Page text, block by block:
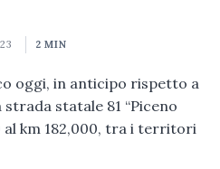
2 MIN
oggi, in anticipo rispetto a
statale 81 “Piceno
al km 182,000, tra i territori